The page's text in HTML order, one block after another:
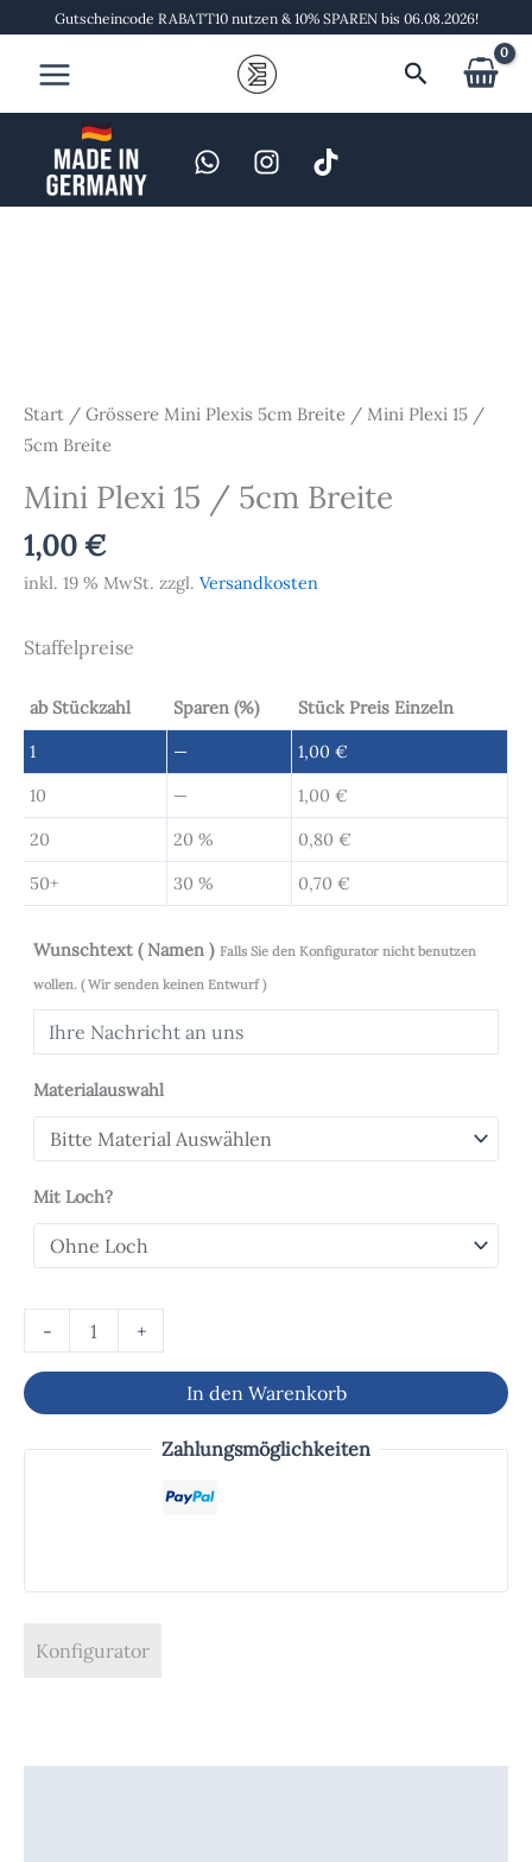
springen
Gutscheincode RABATT10 nutzen & 10% SPAREN bis 06.08.2026!
Suchen
Start / Grössere Mini Plexis 5cm Breite / Mini Plexi 15 /
5cm Breite
Mini Plexi 15 / 5cm Breite
1,00€
inkl. 19 % MwSt. zzgl. Versandkosten
Staffelpreise
ab Stückzahl Sparen (%) Stück Preis Einzeln
1 — 1,00 €
10 — 1,00 €
20 20 % 0,80 €
50+ 30 % 0,70 €
Wunschtext ( Namen ) Falls Sie den Konfigurator nicht benutzen
wollen. ( Wir senden keinen Entwurf )
Materialauswahl
Mit Loch?
-
Menge
+
In den Warenkorb
Zahlungsmöglichkeiten
Konfigurator